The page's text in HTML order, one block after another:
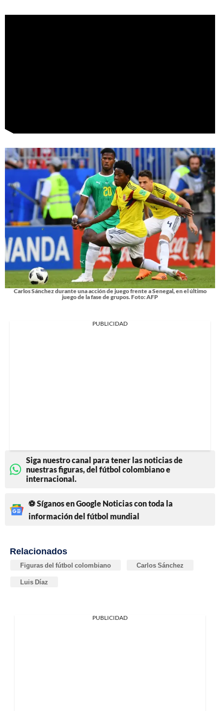
Carlos Sánchez durante una acción de juego frente a Senegal, en el último
juego de la fase de grupos. Foto: AFP
PUBLICIDAD
Siga nuestro canal para tener las noticias de
nuestras figuras, del fútbol colombiano e
internacional.
⚽ Síganos en Google Noticias con toda la
información del fútbol mundial
Relacionados
Figuras del fútbol colombiano Carlos Sánchez
Luis Díaz
PUBLICIDAD